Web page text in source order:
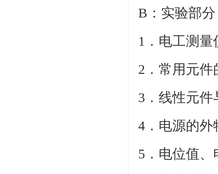
B：实验部分
1．电
2．常
3．线性元
4．
5．电位